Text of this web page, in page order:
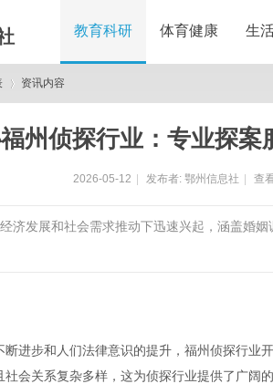
教育科研 体育健康 生
资讯内容
州侦探行业：专业探
2026-05-12 发布者: 鄂州信息社 查
济发展和社会需求推动下迅速兴起，涵盖婚
断进步和人们法律意识的提升，福州侦探行业
社会关系复杂多样，这为侦探行业提供了广阔